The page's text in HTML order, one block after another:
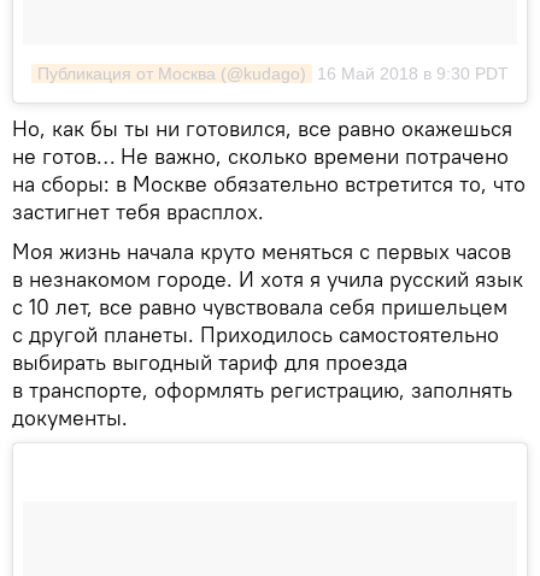
Публикация от Москва (@kudago) 16 Май 2018 в 9:30 PDT
Но, как бы ты ни готовился, все равно окажешься
не готов… Не важно, сколько времени потрачено
на сборы: в Москве обязательно встретится то, что
застигнет тебя врасплох.
Моя жизнь начала круто меняться с первых часов
в незнакомом городе. И хотя я учила русский язык
с 10 лет, все равно чувствовала себя пришельцем
с другой планеты. Приходилось самостоятельно
выбирать выгодный тариф для проезда
в транспорте, оформлять регистрацию, заполнять
документы.